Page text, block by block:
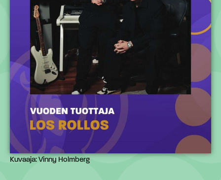
Kuvaaja: Vinny Holmberg